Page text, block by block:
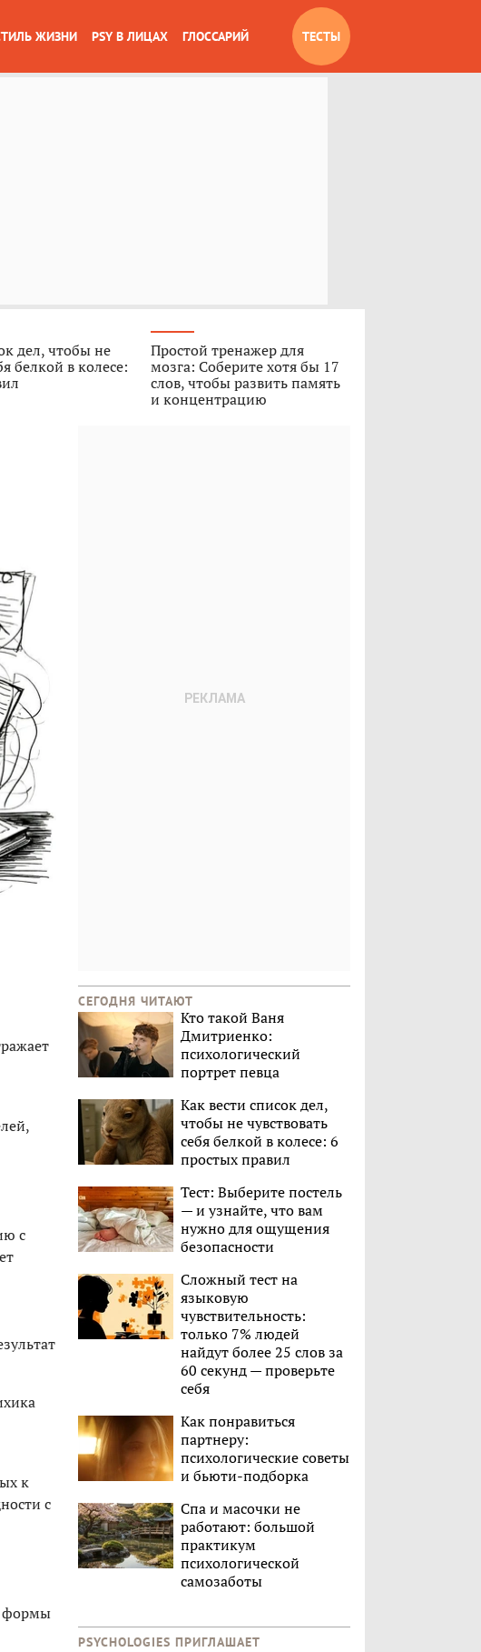
ЖИЗНИ PSY В ЛИЦАХ ГЛОССАРИЙ ТЕСТЫ
дел, чтобы не
белкой в колесе:
Простой тренажер для
мозга: Соберите хотя бы 17
слов, чтобы развить память
и концентрацию
с
к
с
формы
СЕГОДНЯ ЧИТАЮТ
Кто такой Ваня
Дмитриенко:
психологический
портрет певца
Как вести список дел,
чтобы не чувствовать
себя белкой в колесе: 6
простых правил
Тест: Выберите постель
— и узнайте, что вам
нужно для ощущения
безопасности
Сложный тест на
языковую
чувствительность:
только 7% людей
найдут более 25 слов за
60 секунд — проверьте
себя
Как понравиться
партнеру:
психологические советы
и бьюти-подборка
Спа и масочки не
работают: большой
практикум
психологической
самозаботы
PSYCHOLOGIES ПРИГЛАШАЕТ